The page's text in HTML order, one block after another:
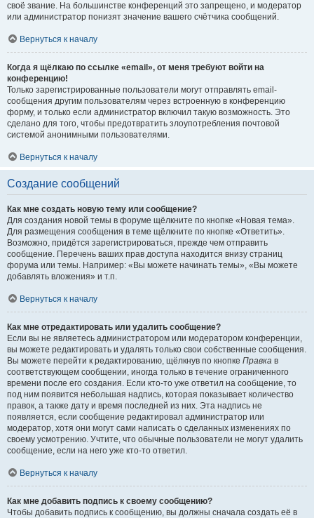
своё звание. На большинстве конференций это запрещено, и модератор
или администратор понизят значение вашего счётчика сообщений.
Вернуться к началу
Когда я щёлкаю по ссылке «email», от меня требуют войти на
конференцию!
Только зарегистрированные пользователи могут отправлять email-
сообщения другим пользователям через встроенную в конференцию
форму, и только если администратор включил такую возможность. Это
сделано для того, чтобы предотвратить злоупотребления почтовой
системой анонимными пользователями.
Вернуться к началу
Создание сообщений
Как мне создать новую тему или сообщение?
Для создания новой темы в форуме щёлкните по кнопке «Новая тема».
Для размещения сообщения в теме щёлкните по кнопке «Ответить».
Возможно, придётся зарегистрироваться, прежде чем отправить
сообщение. Перечень ваших прав доступа находится внизу страниц
форума или темы. Например: «Вы можете начинать темы», «Вы можете
добавлять вложения» и т.п.
Вернуться к началу
Как мне отредактировать или удалить сообщение?
Если вы не являетесь администратором или модератором конференции,
вы можете редактировать и удалять только свои собственные сообщения.
Вы можете перейти к редактированию, щёлкнув по кнопке Правка в
соответствующем сообщении, иногда только в течение ограниченного
времени после его создания. Если кто-то уже ответил на сообщение, то
под ним появится небольшая надпись, которая показывает количество
правок, а также дату и время последней из них. Эта надпись не
появляется, если сообщение редактировал администратор или
модератор, хотя они могут сами написать о сделанных изменениях по
своему усмотрению. Учтите, что обычные пользователи не могут удалить
сообщение, если на него уже кто-то ответил.
Вернуться к началу
Как мне добавить подпись к своему сообщению?
Чтобы добавить подпись к сообщению, вы должны сначала создать её в